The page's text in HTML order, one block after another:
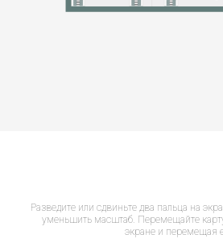
Разведите или сдвиньте два пальца на
уменьшить масштаб. Перемещайте
экране и перемещая